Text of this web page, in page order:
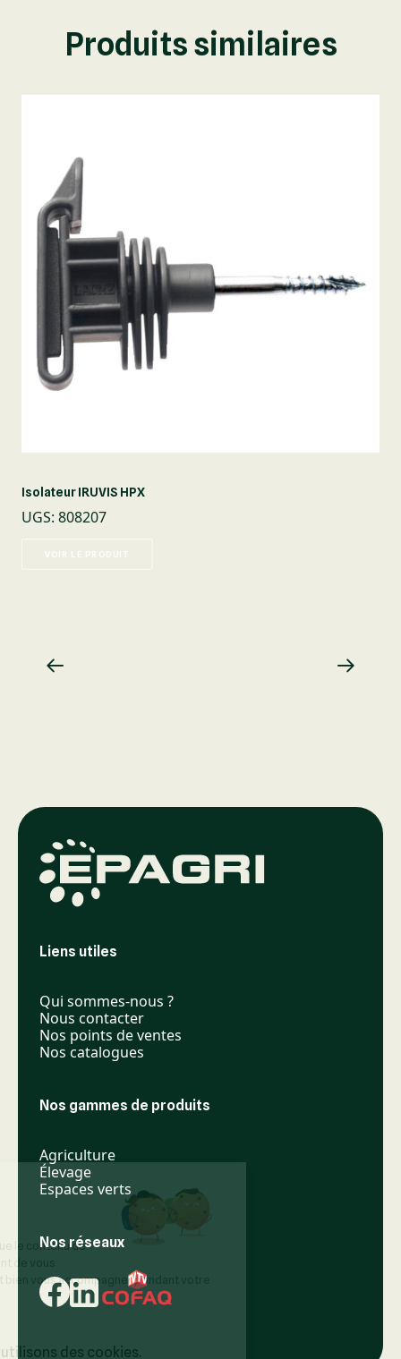
Produits similaires
Isolateur IRUVIS HPX
UGS: 808207
VOIR LE PRODUIT
Liens utiles
Qui sommes-nous ?
Nous contacter
Nos points de ventes
Nos catalogues
Nos gammes de produits
Agriculture
Élevage
Espaces verts
Nos réseaux